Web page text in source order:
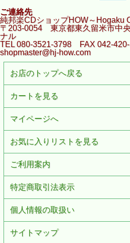
ご連絡先
純邦楽CDショップHOW～Hogaku
〒203-0054 東京都東久留米市中
ナル
TEL 080-3521-3798 FAX 042-
shopmaster@hj-how.com
お店のトップへ戻る
カートを見る
マイページへ
お気に入りリストを見る
ご利用案内
特定商取引法表示
個人情報の取扱い
サイトマップ